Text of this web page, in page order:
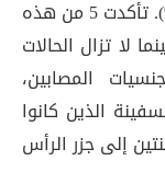
. تأكدت 5 من هذه
لا تزال الحالات
المصابين،
الذين كانوا
إلى جزر الرأس